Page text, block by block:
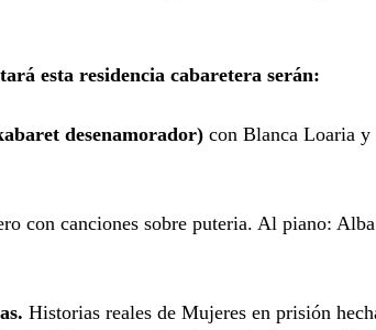
esta residencia cabaretera serán:
desenamorador) con Blanca Loaria
con canciones sobre puteria. Al piano:
Historias reales de Mujeres en prisión